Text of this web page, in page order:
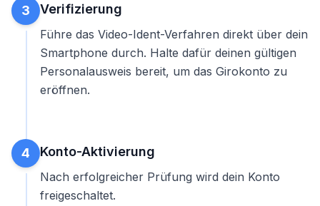
3 Verifizierung
Führe das Video-Ident-Verfahren direkt über dein
Smartphone durch. Halte dafür deinen gültigen
Personalausweis bereit, um das Girokonto zu
eröffnen.
4 Konto-Aktivierung
Nach erfolgreicher Prüfung wird dein Konto
freigeschaltet.